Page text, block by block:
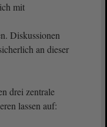
mit
Diskussionen
an dieser
drei zentrale
lassen auf: